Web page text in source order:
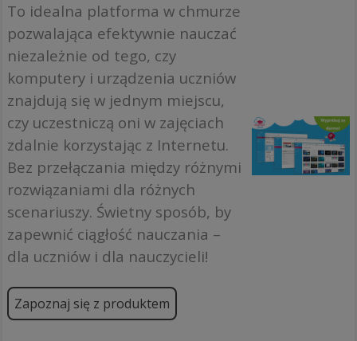
To idealna platforma w chmurze
pozwalająca efektywnie nauczać
niezależnie od tego, czy
komputery i urządzenia uczniów
znajdują się w jednym miejscu,
czy uczestniczą oni w zajęciach
zdalnie korzystając z Internetu.
Bez przełączania między różnymi
rozwiązaniami dla różnych
scenariuszy. Świetny sposób, by
zapewnić ciągłość nauczania –
dla uczniów i dla nauczycieli!
Zapoznaj się z produktem